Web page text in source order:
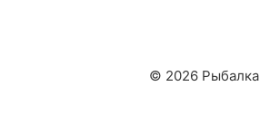
© 2026 Рыбалка